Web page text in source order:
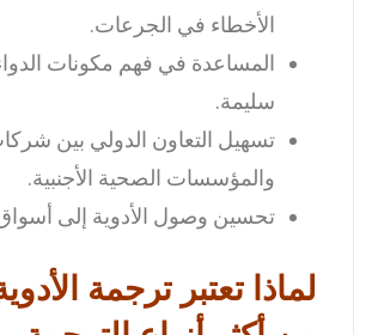
الأخطاء في الجرعات.
المساعدة في فهم مكونات
سليمة.
تسهيل التعاون الدولي بين
والمؤسسات الصحية الأجنبية.
تحسين وصول الأدوية إلى
لماذا تعتبر ترجمة